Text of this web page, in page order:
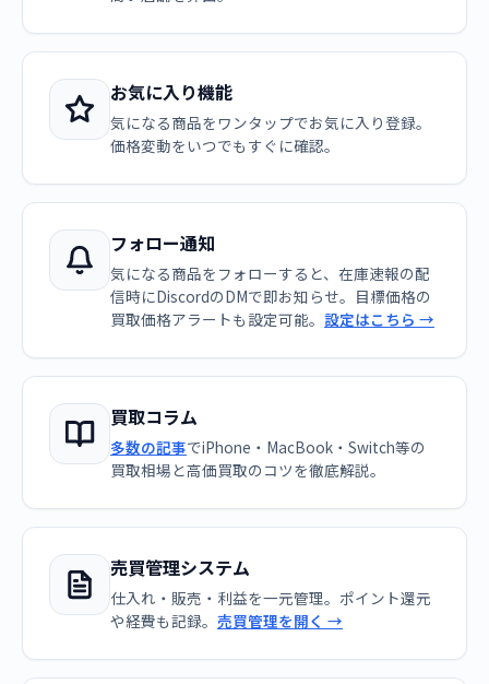
お気に入り機能
気になる商品をワンタップでお気に入り登録。
価格変動をいつでもすぐに確認。
フォロー通知
気になる商品をフォローすると、在庫速報の配
信時にDiscordのDMで即お知らせ。目標価格の
買取価格アラートも設定可能。 設定はこちら →
買取コラム
多数の記事でiPhone・MacBook・Switch等の
買取相場と高価買取のコツを徹底解説。
売買管理システム
仕入れ・販売・利益を一元管理。ポイント還元
や経費も記録。 売買管理を開く →